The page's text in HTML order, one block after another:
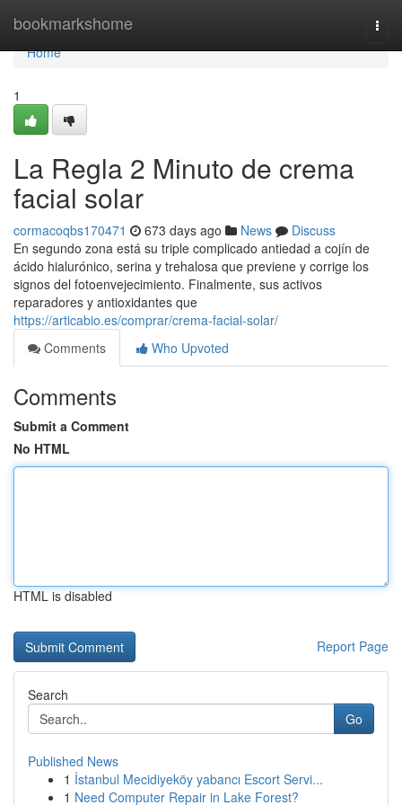
bookmarkshome
Home
Home
1
La Regla 2 Minuto de crema
facial solar
cormacoqbs170471 673 days ago News
Discuss
En segundo zona está su triple complicado antiedad a cojín de
ácido hialurónico, serina y trehalosa que previene y corrige los
signos del fotoenvejecimiento. Finalmente, sus activos
reparadores y antioxidantes que
https://articabio.es/comprar/crema-facial-solar/
Comments
Who Upvoted
Comments
Submit a Comment
No HTML
HTML is disabled
Report Page
Search
Go
Published News
1 İstanbul Mecidiyeköy yabancı Escort Servi...
1 Need Computer Repair in Lake Forest?